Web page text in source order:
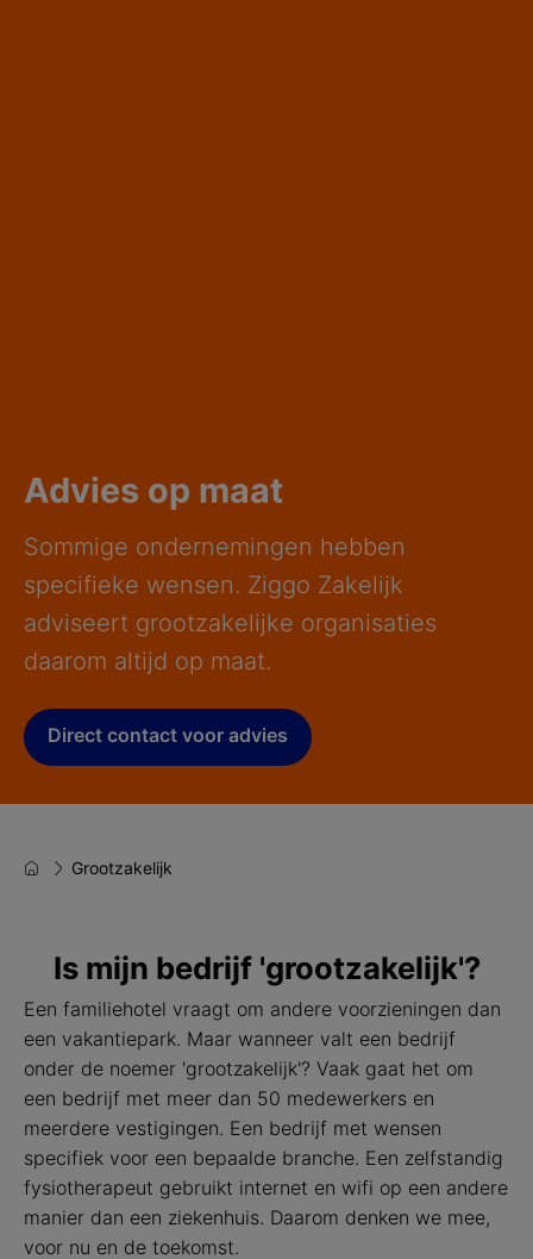
Advies op maat
Sommige ondernemingen hebben
specifieke wensen. Ziggo Zakelijk
adviseert grootzakelijke organisaties
daarom altijd op maat.
Direct contact voor advies
Grootzakelijk
Is mijn bedrijf 'grootzakelijk'?
Een familiehotel vraagt om andere voorzieningen dan
een vakantiepark. Maar wanneer valt een bedrijf
onder de noemer 'grootzakelijk'? Vaak gaat het om
een bedrijf met meer dan 50 medewerkers en
meerdere vestigingen. Een bedrijf met wensen
specifiek voor een bepaalde branche. Een zelfstandig
fysiotherapeut gebruikt internet en wifi op een andere
manier dan een ziekenhuis. Daarom denken we mee,
voor nu en de toekomst.